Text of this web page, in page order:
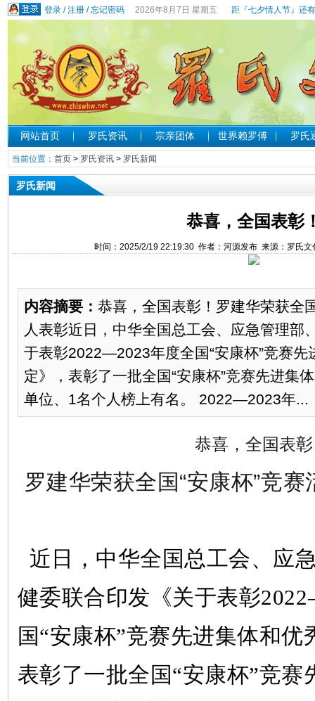
登录/注册/忘记密码 2026年8月7日 星期五 距『七夕情人节』还
网站首页 罗氏资讯 宗亲团体 世界赖罗傅 罗氏
当前位置： 首页> 罗氏资讯> 罗氏新闻
罗氏新闻
恭喜，全国表彰
时间：2025/2/19 22:19:30 作者：河源发布 来源：罗氏
内容摘要： 恭喜，全国表彰！罗建华荣获全
人表彰近日，中华全国总工会、应急管理部
于表彰2022—2023年度全国“安康杯”竞赛先
定》，表彰了一批全国“安康杯”竞赛先进集
单位、1名个人榜上有名。 2022—2023年...
恭喜，全国表
罗建华荣获全国“安康杯”竞
近日，中华全国总工会、应
健委联合印发《关于表彰
国“安康杯”竞赛先进集体和优
表彰了一批全国“安康杯”竞赛